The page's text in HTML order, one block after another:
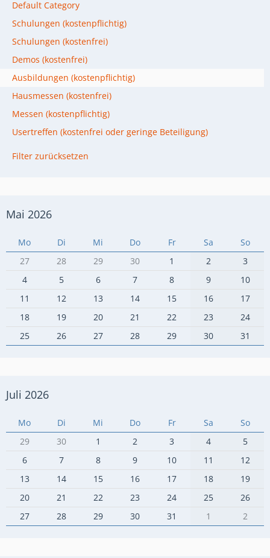
Default Category
Schulungen (kostenpflichtig)
Schulungen (kostenfrei)
Demos (kostenfrei)
Ausbildungen (kostenpflichtig)
Hausmessen (kostenfrei)
Messen (kostenpflichtig)
Usertreffen (kostenfrei oder geringe Beteiligung)
Filter zurücksetzen
Mai 2026
Mo Di Mi Do Fr Sa
So
27
28 29 30 1 2
3
4
5 6 7 8 9
10
11
12 13 14 15 16
17
18
19 20 21 22 23
24
25
26 27 28 29 30 31
Juli 2026
Mo Di Mi Do Fr Sa
So
29
30 1 2 3 4
5
6
7 8 9 10 11
12
13
14 15 16 17 18
19
20
21 22 23 24 25
26
27
28 29 30 31 1 2